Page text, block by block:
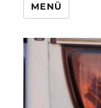
MENÜ